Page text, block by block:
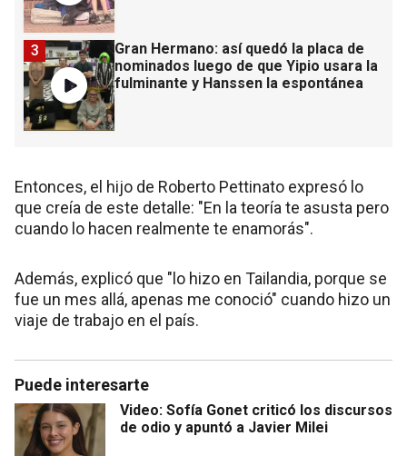
Gran Hermano: así quedó la placa de
nominados luego de que Yipio usara la
fulminante y Hanssen la espontánea
3
Entonces, el hijo de Roberto Pettinato expresó lo
que creía de este detalle: "En la teoría te asusta pero
cuando lo hacen realmente te enamorás".
Además, explicó que "lo hizo en Tailandia, porque se
fue un mes allá, apenas me conoció" cuando hizo un
viaje de trabajo en el país.
Puede interesarte
Video: Sofía Gonet criticó los discursos
de odio y apuntó a Javier Milei